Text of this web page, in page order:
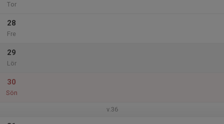
Tor
28
Fre
29
Lör
30
Sön
v.36